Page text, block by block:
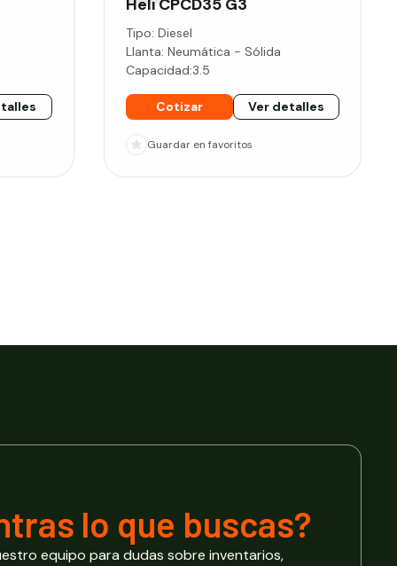
HeliCPCD35 G3
Tipo:Diesel
Llanta:Neumática - Sólida
Capacidad:3.5
Cotizar Ver detalles
Guardar en favoritos
lo que buscas?
equipo para dudas sobre inventarios,